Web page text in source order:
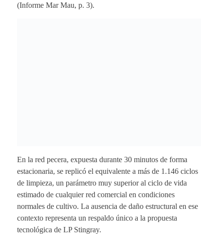
(Informe Mar Mau, p. 3).
En la red pecera, expuesta durante 30 minutos de forma
estacionaria, se replicó el equivalente a más de 1.146 ciclos
de limpieza, un parámetro muy superior al ciclo de vida
estimado de cualquier red comercial en condiciones
normales de cultivo. La ausencia de daño estructural en ese
contexto representa un respaldo único a la propuesta
tecnológica de LP Stingray.